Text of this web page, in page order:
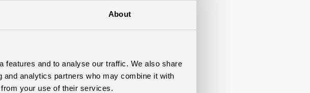
About
features and to analyse our traffic. We also share
analytics partners who may combine it with
your use of their services.
høj driftssikkerhed og sundhed